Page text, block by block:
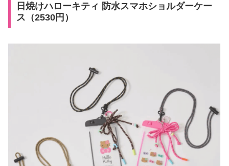
日焼けハローキティ 防水スマホショルダーケー
ス（2530円）